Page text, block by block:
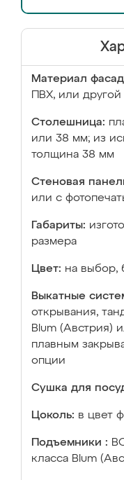
Материал
ПВХ, или
Столешница:
или 38 мм; из
толщина 38 мм
Стеновая
или с
Габариты:
размера
Цвет: на выбор,
Выкатные
открывания,
Blum (Австрия)
плавным
опции
Сушка для
Цоколь: в цвет
Подъемники :
класса Blum